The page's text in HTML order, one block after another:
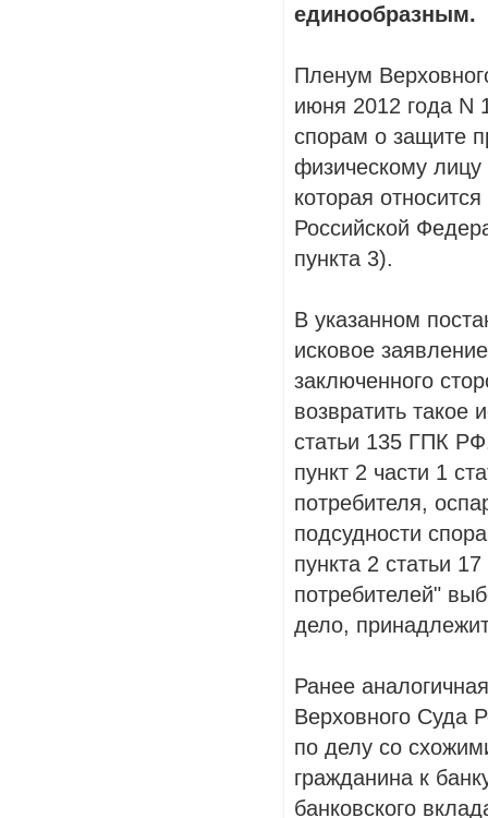
единообразным.
Пленум
июня 2012 года N
спорам о защите
физическому лицу
которая
Российской
пункта 3).
В указанном
исковое
заключенного
возвратить такое
статьи 135 ГПК
пункт 2 части 1
потребителя,
подсудности
пункта 2 статьи
потребителей"
дело,
Ранее
Верховного Суда
по делу со
гражданина к
банковского